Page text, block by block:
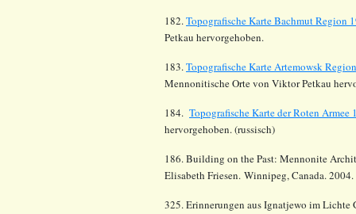
182.Topografische Karte Bachmut
Petkau hervorgehoben.
183.Topografische Karte Artemowsk
Mennonitische Orte von Viktor Petkau
184. Topografische Karte der Roten
hervorgehoben. (russisch)
186. Building on the Past: Mennonite
Elisabeth Friesen. Winnipeg, Canada. 2004.
325. Erinnerungen aus Ignatjewo im Lichte